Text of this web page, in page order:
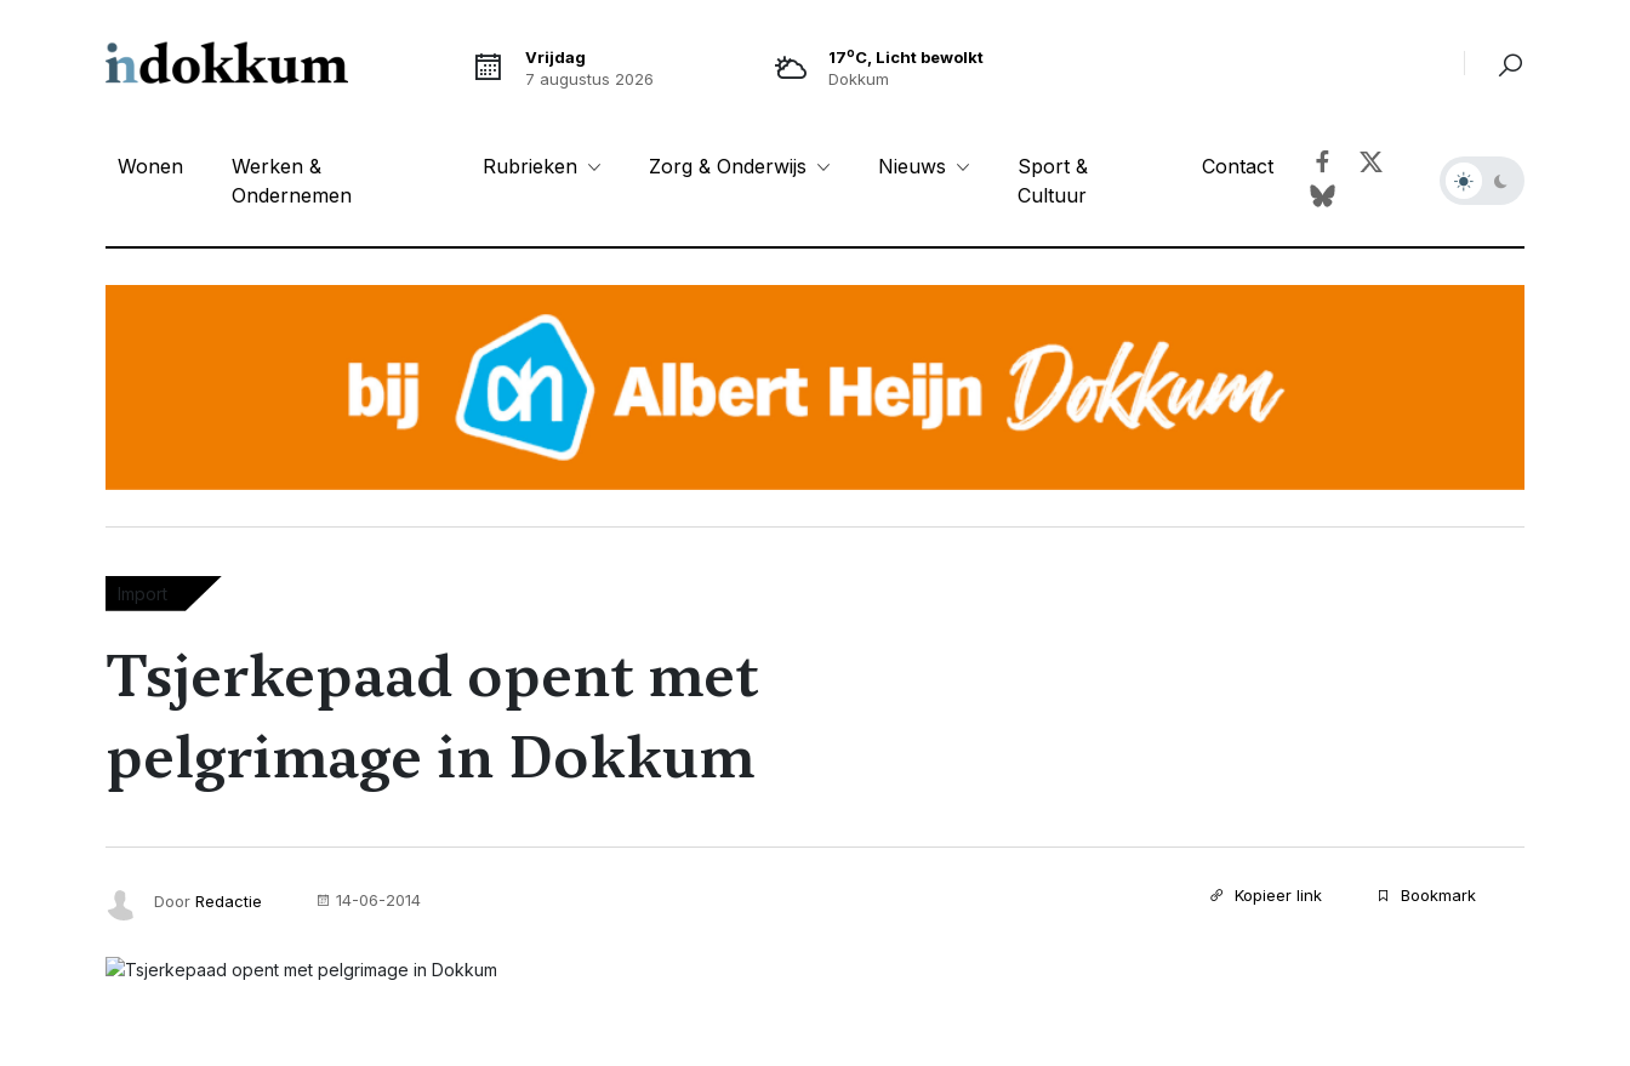
Vrijdag
7 augustus 2026
17oC, Licht bewolkt
Dokkum
Wonen
Werken &
Ondernemen
Rubrieken Zorg & Onderwijs Nieuws
Sport &
Cultuur
Contact
Import
Tsjerkepaad opent met
pelgrimage in Dokkum
Door Redactie 14-06-2014 Kopieer link Bookmark